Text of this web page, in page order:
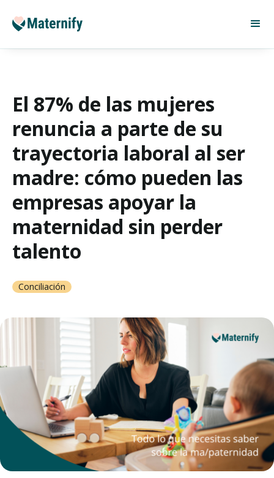
El 87% de las mujeres
renuncia a parte de su
trayectoria laboral al ser
madre: cómo pueden las
empresas apoyar la
maternidad sin perder
talento
Conciliación